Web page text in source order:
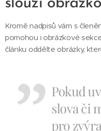
slouží
Kromě nadpisů vám s
pomohou i obrázkové
článku oddělte obrázky,
Pokud
slova či
pro